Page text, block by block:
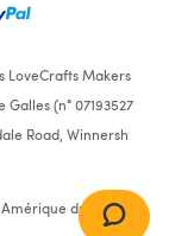
LoveCrafts Makers
(n° 07193527
Road, Winnersh
Amérique du Nord